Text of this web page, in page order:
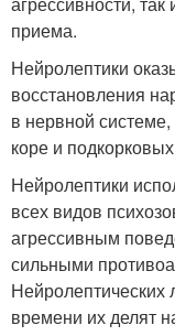
приема.
Нейролептики
восстановления
в нервной
коре и
Нейролептики
всех видов
агрессивным
сильными
Нейролептических
времени их делят